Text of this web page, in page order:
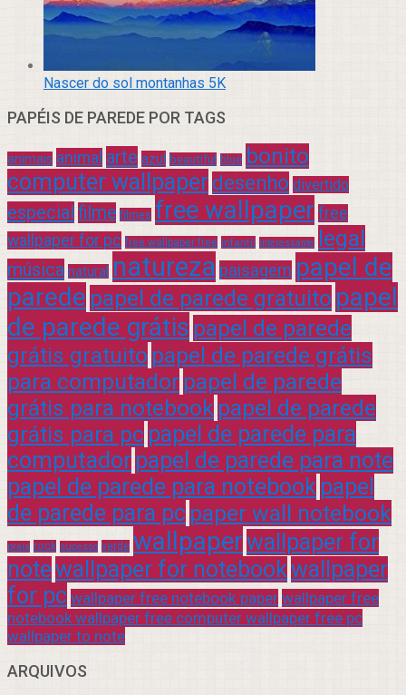
Nascer do sol montanhas 5K
PAPÉIS DE PAREDE POR TAGS
animais animal arte azul beautiful blue bonito
computer wallpaper desenho divertido
especial filme filmes free wallpaper free
wallpaper for pc free wallpaper free infantil interessante legal
música natural natureza paisagem papel de
parede papel de parede gratuito papel
de parede grátis papel de parede
grátis gratuito papel de parede grátis
para computador papel de parede
grátis para notebook papel de parede
grátis para pc papel de parede para
computador papel de parede para note
papel de parede para notebook papel
de parede para pc paper wall notebook
praia rock sucesso verde wallpaperwallpaper for
notewallpaper for notebookwallpaper
for pc wallpaper free notebook paper wallpaper free
notebook wallpaper free computer wallpaper free pc
wallpaper to note
ARQUIVOS